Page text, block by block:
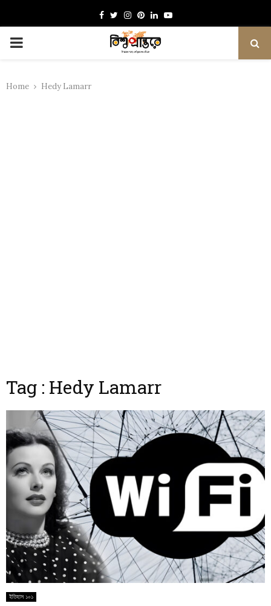
Facebook
TwitterInstagram
Pinterest
LinkedinYoutube
PRIMARY
Home Hedy Lamarr
Tag : Hedy Lamarr
ইতিহাস ১০১